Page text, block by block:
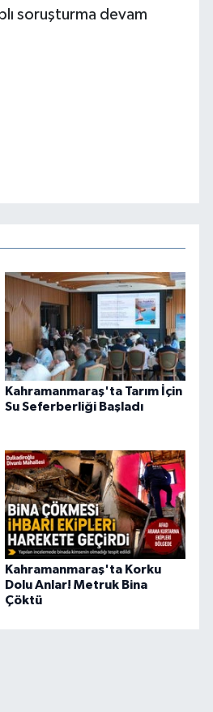
soruşturma devam
Kahramanmaraş'ta Tarım İçin
Su Seferberliği Başladı
Kahramanmaraş'ta Korku
Dolu Anlar! Metruk Bina
Çöktü